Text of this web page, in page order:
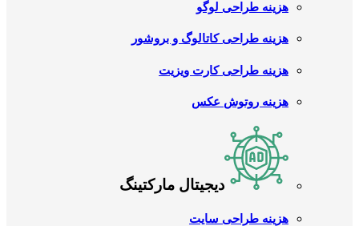
هزینه طراحی لوگو
هزینه طراحی کاتالوگ و بروشور
هزینه طراحی کارت ویزیت
هزینه روتوش عکس
دیجیتال مارکتینگ
هزینه طراحی سایت